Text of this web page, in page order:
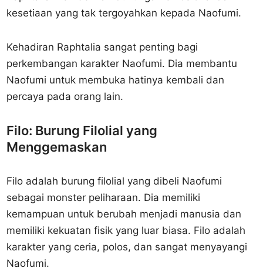
kesetiaan yang tak tergoyahkan kepada Naofumi.
Kehadiran Raphtalia sangat penting bagi
perkembangan karakter Naofumi. Dia membantu
Naofumi untuk membuka hatinya kembali dan
percaya pada orang lain.
Filo: Burung Filolial yang
Menggemaskan
Filo adalah burung filolial yang dibeli Naofumi
sebagai monster peliharaan. Dia memiliki
kemampuan untuk berubah menjadi manusia dan
memiliki kekuatan fisik yang luar biasa. Filo adalah
karakter yang ceria, polos, dan sangat menyayangi
Naofumi.